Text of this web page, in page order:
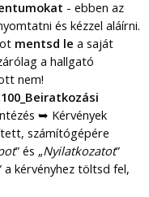
- ebben az
és kézzel aláírni.
mentsd le a saját
a hallgató
nem!
100_Beiratkozási
➥ Kérvények
számítógépére
” és „Nyilatkozatot”
a kérvényhez töltsd fel,